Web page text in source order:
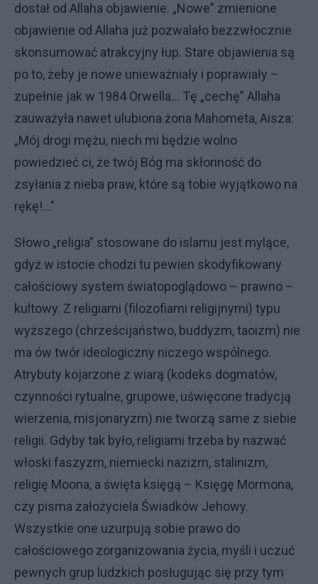
dostał od Allaha objawienie. „Nowe” zmienione
objawienie od Allaha już pozwalało bezzwłocznie
skonsumować atrakcyjny łup. Stare objawienia są
po to, żeby je nowe unieważniały i poprawiały –
zupełnie jak w 1984 Orwella... Tę „cechę” Allaha
zauważyła nawet ulubiona żona Mahometa, Aisza:
„Mój drogi mężu, niech mi będzie wolno
powiedzieć ci, że twój Bóg ma skłonność do
zsyłania z nieba praw, które są tobie wyjątkowo na
rękę!..."
Słowo „religia” stosowane do islamu jest mylące,
gdyż w istocie chodzi tu pewien skodyfikowany
całościowy system światopoglądowo – prawno –
kultowy. Z religiami (filozofiami religijnymi) typu
wyższego (chrześcijaństwo, buddyzm, taoizm) nie
ma ów twór ideologiczny niczego wspólnego.
Atrybuty kojarzone z wiarą (kodeks dogmatów,
czynności rytualne, grupowe, uświęcone tradycją
wierzenia, misjonaryzm) nie tworzą same z siebie
religii. Gdyby tak było, religiami trzeba by nazwać
włoski faszyzm, niemiecki nazizm, stalinizm,
religię Moona, a święta księgą – Księgę Mormona,
czy pisma założyciela Świadków Jehowy.
Wszystkie one uzurpują sobie prawo do
całościowego zorganizowania życia, myśli i uczuć
pewnych grup ludzkich posługując się przy tym